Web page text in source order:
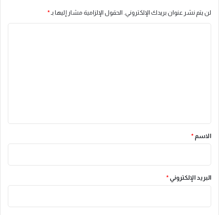
لن يتم نشر عنوان بريدك الإلكتروني. الحقول الإلزامية مشار إليها بـ*
*
الاسم *
البريد الإلكتروني *